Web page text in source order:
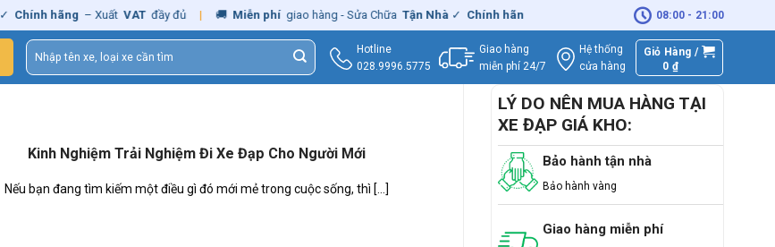
Chính hãng – Xuất VAT đầy đủ | 🚚 Miễn phí giao hàng - Sửa Chữa Tận Nhà ✓ Chính hãng – Xuất | 🚚 Miễn phí giao
08:00 - 21:00
Tìm
kiếm:
Hotline
028.9996.5775
Giao hàng
miễn phí 24/7
Hệ thống
cửa hàng
Giỏ Hàng /
0₫
Kinh Nghiệm Trải Nghiệm Đi Xe Đạp Cho Người Mới
Nếu bạn đang tìm kiếm một điều gì đó mới mẻ trong cuộc sống, thì [...]
LÝ DO NÊN MUA HÀNG TẠI
XE ĐẠP GIÁ KHO:
Bảo hành tận nhà
Bảo hành vàng
Giao hàng miễn phí